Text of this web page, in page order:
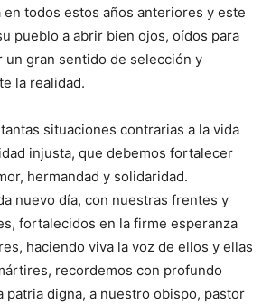
en todos estos años anteriores y este
pueblo a abrir bien ojos, oídos para
un gran sentido de selección y
la realidad.
situaciones contrarias a la vida
injusta, que debemos fortalecer
hermandad y solidaridad.
nuevo día, con nuestras frentes y
fortalecidos en la firme esperanza
haciendo viva la voz de ellos y ellas
recordemos con profundo
patria digna, a nuestro obispo, pastor